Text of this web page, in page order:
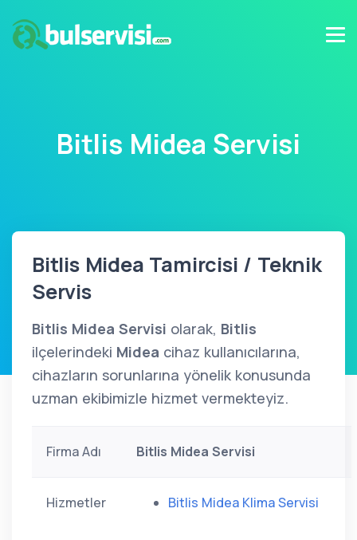
Bitlis Midea Servisi
Bitlis Midea Tamircisi / Teknik
Servis
Bitlis Midea Servisi olarak, Bitlis
ilçelerindeki Midea cihaz kullanıcılarına,
cihazların sorunlarına yönelik konusunda
uzman ekibimizle hizmet vermekteyiz.
Firma Adı Bitlis Midea Servisi
Hizmetler Bitlis Midea Klima Servisi